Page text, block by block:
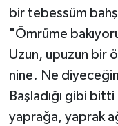
bir tebessüm
"Ömrüme
Uzun, upuzun bir
nine. Ne
Başladığı gibi
yaprağa, yaprak